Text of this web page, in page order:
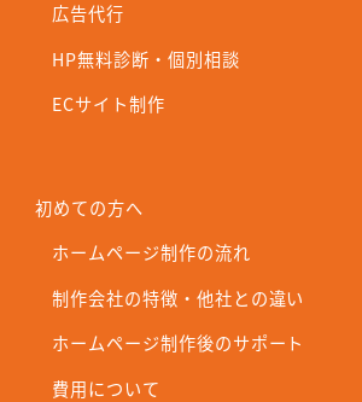
広告代行
HP無料診断・個別相談
ECサイト制作
初めての方へ
ホームページ制作の流れ
制作会社の特徴・他社との違い
ホームページ制作後のサポート
費用について